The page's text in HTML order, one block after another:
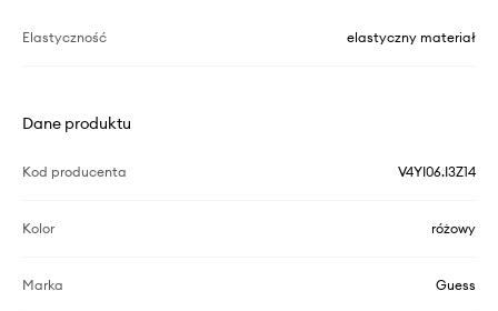
Elastyczność elastyczny materiał
Dane produktu
Kod producenta V4YI06.I3Z14
Kolor różowy
Marka Guess